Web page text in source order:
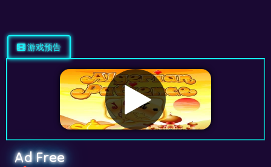
游戏预告
Ad Free